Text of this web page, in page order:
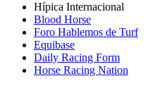
Hípica Internacional
Blood Horse
Foro Hablemos de Turf
Equibase
Daily Racing Form
Horse Racing Nation